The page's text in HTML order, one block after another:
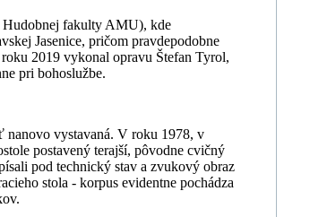
Hudobnej fakulty AMU), kde
Jasenice, pričom pravdepodobne
2019 vykonal opravu Štefan Tyrol,
pri bohoslužbe.
nanovo vystavaná. V roku 1978, v
postavený terajší, pôvodne cvičný
pod technický stav a zvukový obraz
stola - korpus evidentne pochádza